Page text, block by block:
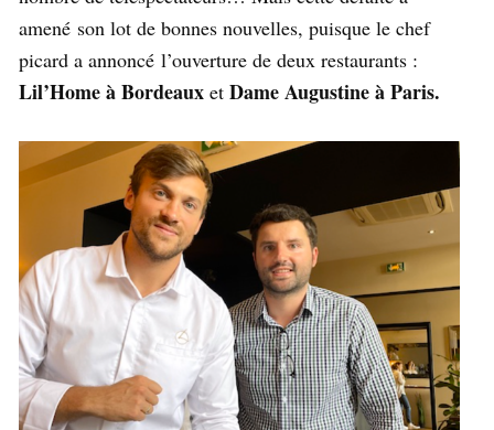
amené son lot de bonnes nouvelles, puisque le chef
picard a annoncé l’ouverture de deux restaurants :
Lil’Home à Bordeaux et Dame Augustine à Paris.